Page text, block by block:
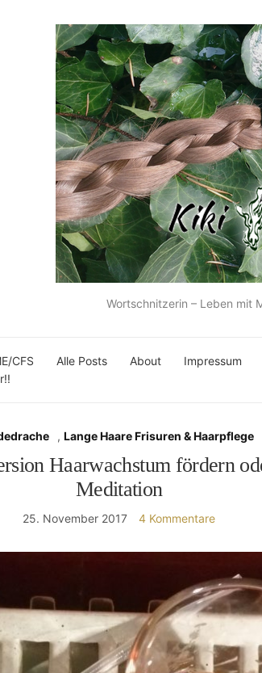
Wortschnitzerin – Leben mit
CFS Alle Posts About Impressum
,Lange Haare Frisuren & Haarpflege
Haarwachstum fördern
Meditation
25. November 2017 4 Kommentare